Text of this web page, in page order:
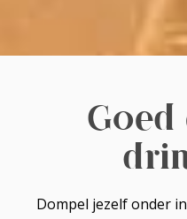
Dompel jezelf onder